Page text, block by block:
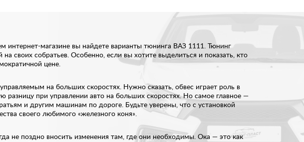
интернет-магазине вы найдете варианты тюнинга ВАЗ 1111. Тюнинг
своих собратьев. Особенно, если вы хотите выделиться и показать, кто
цене.
на больших скоростях. Нужно сказать, обвес играет роль в
при управлении авто на больших скоростях. Но самое главное —
и другим машинам по дороге. Будьте уверены, что с установкой
своего любимого «железного коня».
не поздно вносить изменения там, где они необходимы. Ока — это как